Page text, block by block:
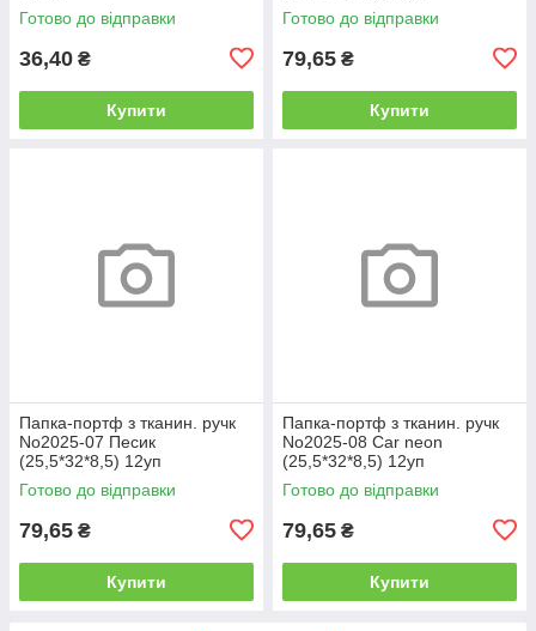
Готово до відправки
36,40 ₴
Купити
Готово до відправки
79,65 ₴
Купити
Папка-портф з тканин. ручк
No2025-07 Песик
(25,5*32*8,5) 12уп
Готово до відправки
79,65 ₴
Купити
Папка-портф з тканин. ручк
No2025-08 Car neon
(25,5*32*8,5) 12уп
Готово до відправки
79,65 ₴
Купити